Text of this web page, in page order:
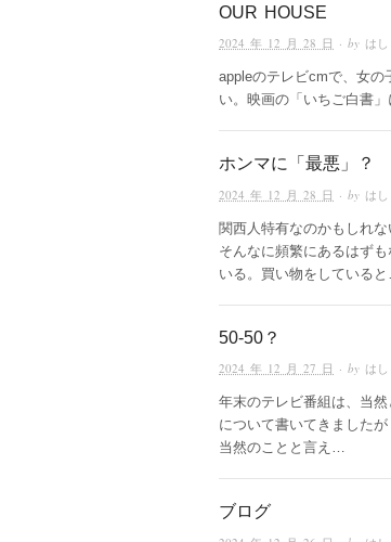
OUR HOUSE
2024 年 12 月 28 日 · by は
appleのテレビcmで、女の
い。映画の「いちご白書
ホンマに「最悪」？
2024 年 12 月 28 日 · by は
関西人特有なのかもしれ
そんなに頻繁にあるはず
いる。買い物をしていると
50-50？
2024 年 12 月 27 日 · by は
年末のテレビ番組は、当
について書いてきました
当然のことと言え…
ブログ